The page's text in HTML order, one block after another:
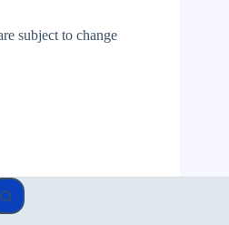
subject to change